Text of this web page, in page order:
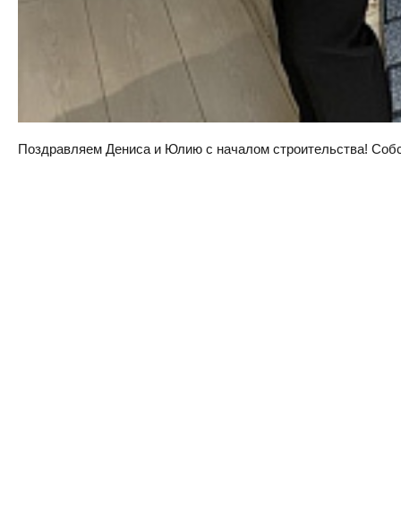
Поздравляем Дениса и Юлию с началом строительства!